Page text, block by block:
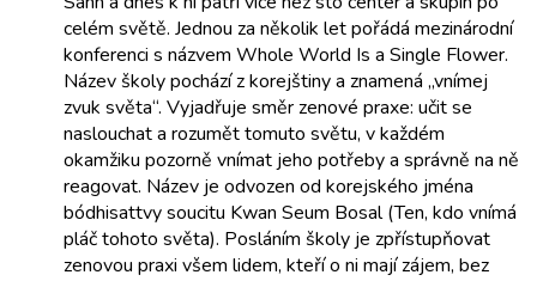
celém světě. Jednou za několik let pořádá mezinárodní
konferenci s názvem Whole World Is a Single Flower.
Název školy pochází z korejštiny a znamená „vnímej
zvuk světa“. Vyjadřuje směr zenové praxe: učit se
naslouchat a rozumět tomuto světu, v každém
okamžiku pozorně vnímat jeho potřeby a správně na ně
reagovat. Název je odvozen od korejského jména
bódhisattvy soucitu Kwan Seum Bosal (Ten, kdo vnímá
pláč tohoto světa). Posláním školy je zpřístupňovat
zenovou praxi všem lidem, kteří o ni mají zájem, bez